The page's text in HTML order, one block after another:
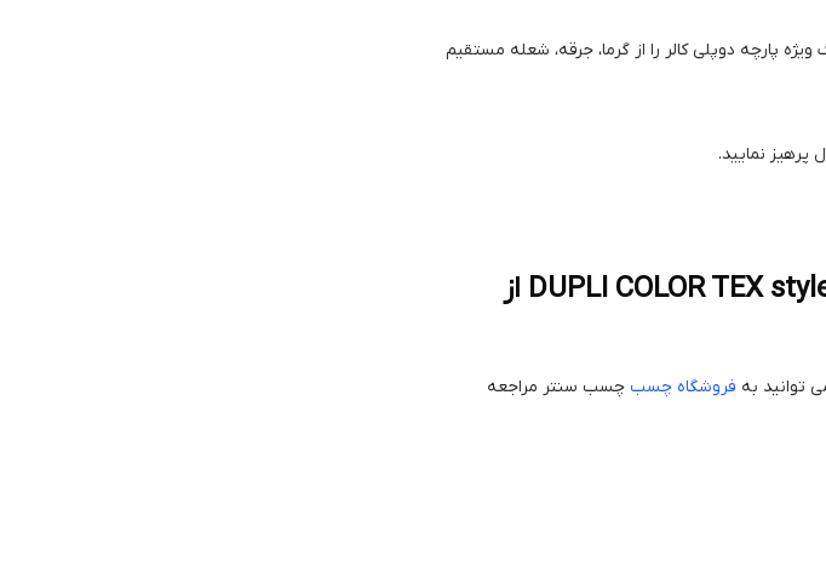
دوپلی کالر را از گرما، جرقه، شعله مستقیم
پرهیز نمایید.
راهنمای خرید اسپری رنگ مخصوص پارچه دوپلی کالر DUPLI COLOR TEX style SPRAY 150ml از
توانید به فروشگاه چسب چسب سنتر مراجعه